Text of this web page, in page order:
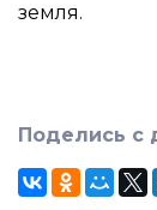
земля.
Поделись с